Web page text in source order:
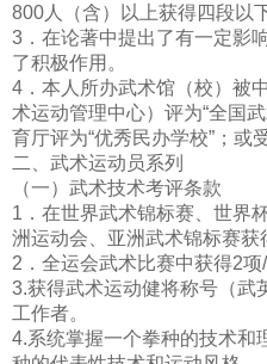
800人（含）以上获得四段以
3．在论著中提出了有一定影
了积极作用。
4．本人所办武术馆（校）被
术运动管理中心）评为“全国
育厅评为“优秀民办学校”；或
二、武术运动员系列
（一）武术技术考评条款
1．在世界武术锦标赛、世界
洲运动会、亚洲武术锦标赛获
2．全运会武术比赛中获得2项
3.获得武术运动健将称号（武
工作者。
4.系统掌握一个拳种的技术和